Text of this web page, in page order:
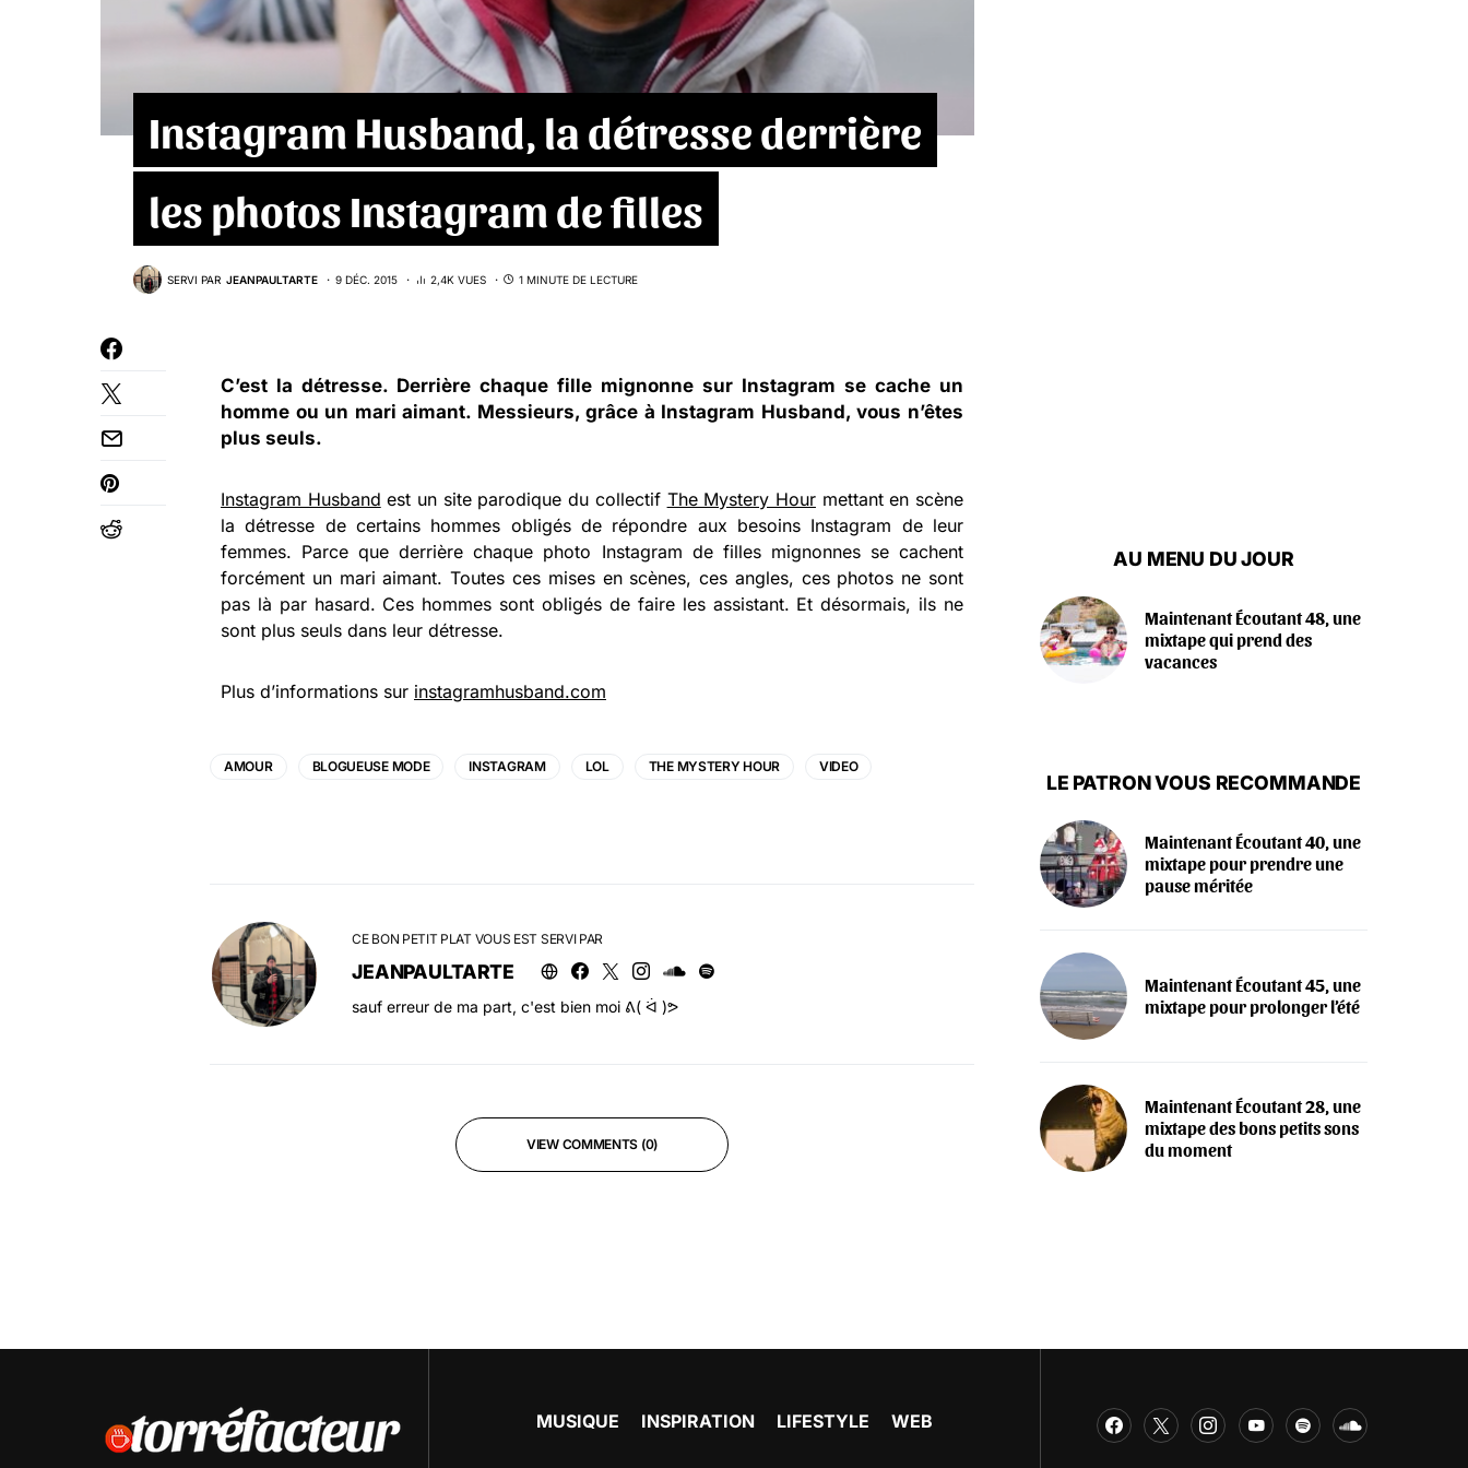
Instagram Husband, la détresse derrière
les photos Instagram de filles
SERVI PAR JEANPAULTARTE 9 DÉC. 2015 2,4K VUES 1 MINUTE DE LECTURE
C’est la détresse. Derrière chaque fille mignonne sur Instagram se cache un
homme ou un mari aimant. Messieurs, grâce à Instagram Husband, vous n’êtes
plus seuls.
Instagram Husband est un site parodique du collectif The Mystery Hourmettant en scène
la détresse de certains hommes obligés de répondre aux besoins Instagram de leur
femmes. Parce que derrière chaque photo Instagram de filles mignonnes se cachent
forcément un mari aimant. Toutes ces mises en scènes, ces angles, ces photos ne sont
pas là par hasard. Ces hommes sont obligés de faire les assistant. Et désormais, ils ne
sont plus seuls dans leur détresse.
Plus d’informations sur instagramhusband.com
AMOUR BLOGUEUSE MODE INSTAGRAM LOL THE MYSTERY HOUR VIDEO
CE BON PETIT PLAT VOUS EST SERVI PAR
JEANPAULTARTE
sauf erreur de ma part, c'est bien moi ᕕ( ᐛ )ᕗ
VIEW COMMENTS (0)
AU MENU DU JOUR
Maintenant Écoutant 48, une
mixtape qui prend des
vacances
LE PATRON VOUS RECOMMANDE
Maintenant Écoutant 40, une
mixtape pour prendre une
pause méritée
Maintenant Écoutant 45, une
mixtape pour prolonger l’été
Maintenant Écoutant 28, une
mixtape des bons petits sons
du moment
MUSIQUE INSPIRATION LIFESTYLE WEB